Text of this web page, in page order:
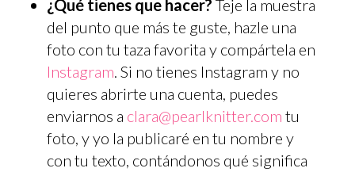
¿Qué tienes que hacer? Teje la muestra
del punto que más te guste, hazle una
foto con tu taza favorita y compártela en
Instagram. Si no tienes Instagram y no
quieres abrirte una cuenta, puedes
enviarnos a clara@pearlknitter.com tu
foto, y yo la publicaré en tu nombre y
con tu texto, contándonos qué significa